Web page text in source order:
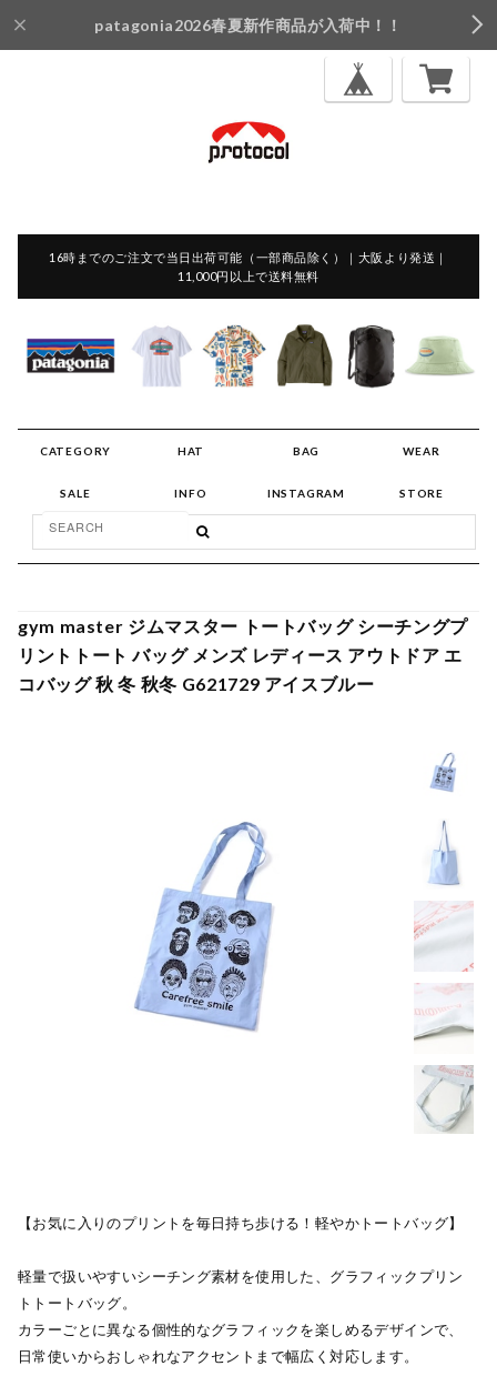
patagonia2026春夏新作商品が入荷中！！
16時までのご注文で当日出荷可能（一部商品除く）｜大阪より発送｜
11,000円以上で送料無料
CATEGORY HAT BAG WEAR
SALE INFO INSTAGRAM STORE
gym master ジムマスター トートバッグ シーチングプ
リントトート バッグ メンズ レディース アウトドア エ
コバッグ 秋 冬 秋冬 G621729 アイスブルー
【お気に入りのプリントを毎日持ち歩ける！軽やかトートバッグ】
軽量で扱いやすいシーチング素材を使用した、グラフィックプリン
トトートバッグ。
カラーごとに異なる個性的なグラフィックを楽しめるデザインで、
日常使いからおしゃれなアクセントまで幅広く対応します。